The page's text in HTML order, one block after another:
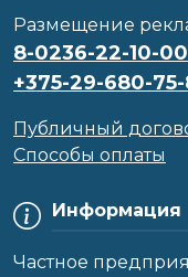
Информация
Частное
Размещение
8-0236-22-10-00
+375-29-680-
Публичный
Способы оплаты